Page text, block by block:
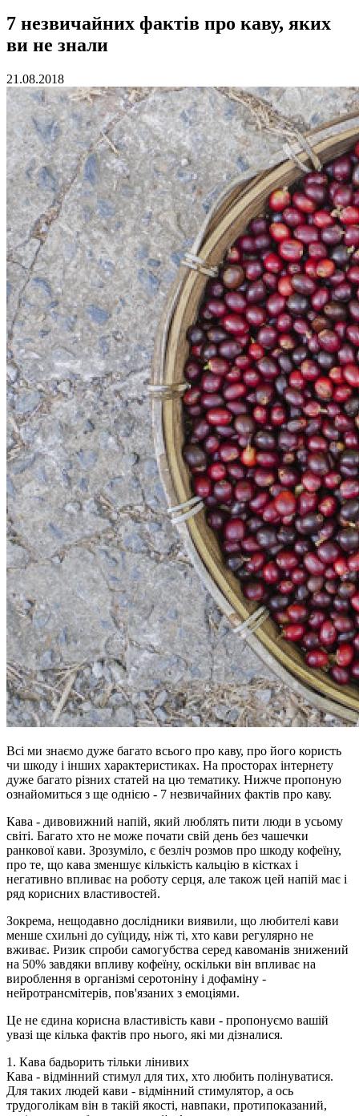
7 незвичайних фактів про каву, яких
ви не знали
21.08.2018
Всі ми знаємо дуже багато всього про каву, про його користь
чи шкоду і інших характеристиках. На просторах інтернету
дуже багато різних статей на цю тематику. Нижче пропоную
ознайомиться з ще однією - 7 незвичайних фактів про каву.
Кава - дивовижний напій, який люблять пити люди в усьому
світі. Багато хто не може почати свій день без чашечки
ранкової кави. Зрозуміло, є безліч розмов про шкоду кофеїну,
про те, що кава зменшує кількість кальцію в кістках і
негативно впливає на роботу серця, але також цей напій має і
ряд корисних властивостей.
Зокрема, нещодавно дослідники виявили, що любителі кави
менше схильні до суїциду, ніж ті, хто кави регулярно не
вживає. Ризик спроби самогубства серед кавоманів знижений
на 50% завдяки впливу кофеїну, оскільки він впливає на
вироблення в організмі серотоніну і дофаміну -
нейротрансмітерів, пов'язаних з емоціями.
Це не єдина корисна властивість кави - пропонуємо вашій
увазі ще кілька фактів про нього, які ми дізналися.
1. Кава бадьорить тільки лінивих
Кава - відмінний стимул для тих, хто любить полінуватися.
Для таких людей кави - відмінний стимулятор, а ось
трудоголікам він в такій якості, навпаки, протипоказаний,